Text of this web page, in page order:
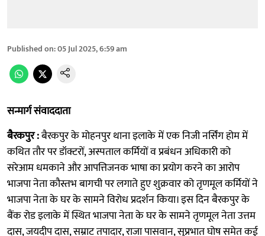
Published on:05 Jul 2025, 6:59 am
सन्मार्ग संवाददाता
बैरकपुर :बैरकपुर के मोहनपुर थाना इलाके में एक निजी नर्सिंग होम में
कथित तौर पर डॉक्टरों, अस्पताल कर्मियों व प्रबंधन अधिकारी को
सरेआम धमकाने और आपत्तिजनक भाषा का प्रयोग करने का आरोप
भाजपा नेता कौस्तभ बागची पर लगाते हुए शुक्रवार को तृणमूल कर्मियों ने
भाजपा नेता के घर के सामने विरोध प्रदर्शन किया। इस दिन बैरकपुर के
बैंक रोड इलाके में स्थित भाजपा नेता के घर के सामने तृणमूल नेता उत्तम
दास, जयदीप दास, सम्राट तपादार, राजा पासवान, सुप्रभात घोष समेत कई